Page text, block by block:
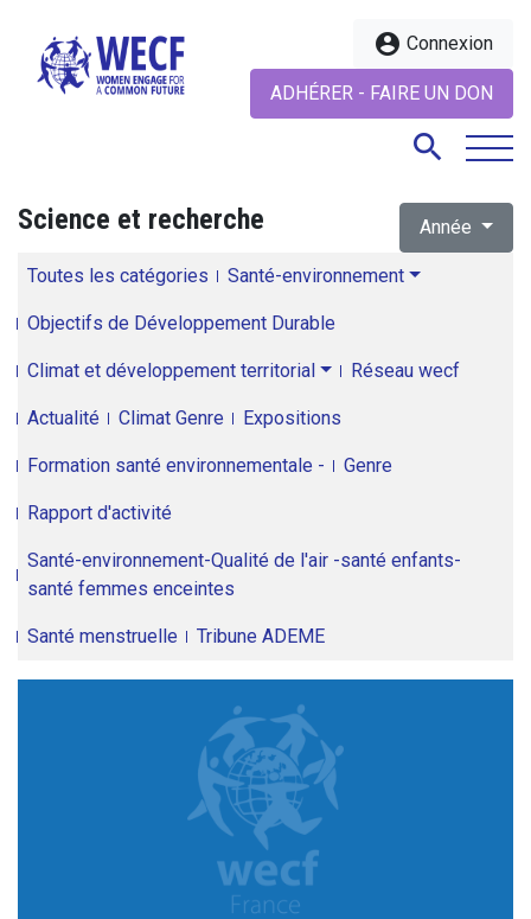
account_circle Connexion
ADHÉRER - FAIRE UN DON
search
Science et recherche Année
Toutes les catégories Santé-environnement
Objectifs de Développement Durable
Climat et développement territorial Réseau wecf
Actualité Climat Genre Expositions
Formation santé environnementale - Genre
Rapport d'activité
Santé-environnement-Qualité de l'air -santé enfants-
santé femmes enceintes
Santé menstruelle Tribune ADEME